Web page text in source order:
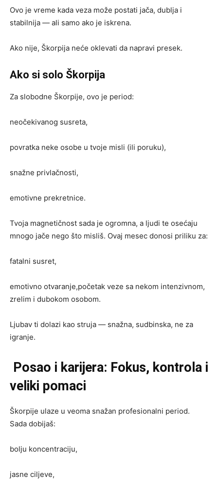
Ovo je vreme kada veza može postati jača, dublja i
stabilnija — ali samo ako je iskrena.
Ako nije, Škorpija neće oklevati da napravi presek.
Ako si solo Škorpija
Za slobodne Škorpije, ovo je period:
neočekivanog susreta,
povratka neke osobe u tvoje misli (ili poruku),
snažne privlačnosti,
emotivne prekretnice.
Tvoja magnetičnost sada je ogromna, a ljudi te osećaju
mnogo jače nego što misliš. Ovaj mesec donosi priliku za:
fatalni susret,
emotivno otvaranje,početak veze sa nekom intenzivnom,
zrelim i dubokom osobom.
Ljubav ti dolazi kao struja — snažna, sudbinska, ne za
igranje.
Posao i karijera: Fokus, kontrola i
veliki pomaci
Škorpije ulaze u veoma snažan profesionalni period.
Sada dobijaš:
bolju koncentraciju,
jasne ciljeve,